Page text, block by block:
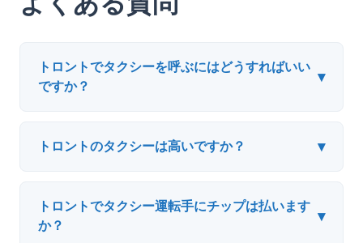
トロントでタクシーを呼ぶにはどうすればいい
ですか？
▾
トロントのタクシーは高いですか？ ▾
トロントでタクシー運転手にチップは払います
か？
▾